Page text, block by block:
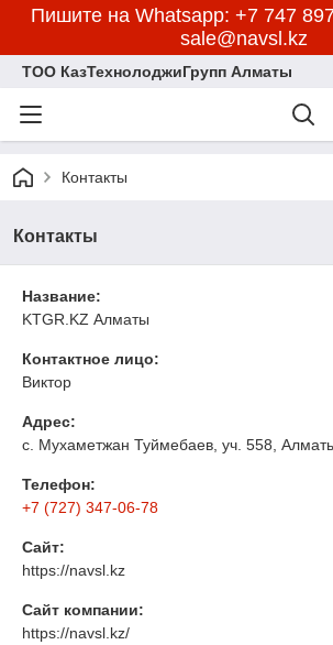
Пишите на Whatsapp: +7 747
sale@navsl.kz
ТОО КазТехнолоджиГрупп Алматы
Контакты
Контакты
Название:
KTGR.KZ Алматы
Контактное лицо:
Виктор
Адрес:
с. Мухаметжан Туймебаев, уч. 558,
Телефон:
+7 (727) 347-06-78
Сайт:
https://navsl.kz
Сайт компании:
https://navsl.kz/